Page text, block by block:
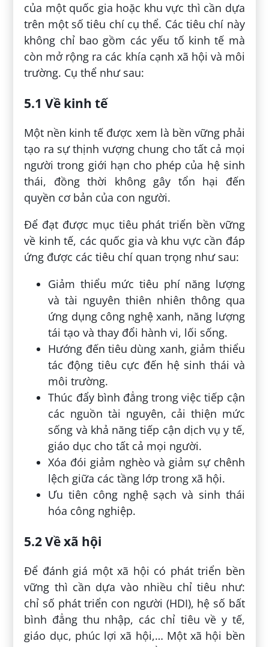
của một quốc gia hoặc khu vực thì cần dựa
trên một số tiêu chí cụ thể. Các tiêu chí này
không chỉ bao gồm các yếu tố kinh tế mà
còn mở rộng ra các khía cạnh xã hội và môi
trường. Cụ thể như sau:
5.1 Về kinh tế
Một nền kinh tế được xem là bền vững phải
tạo ra sự thịnh vượng chung cho tất cả mọi
người trong giới hạn cho phép của hệ sinh
thái, đồng thời không gây tổn hại đến
quyền cơ bản của con người.
Để đạt được mục tiêu phát triển bền vững
về kinh tế, các quốc gia và khu vực cần đáp
ứng được các tiêu chí quan trọng như sau:
Giảm thiểu mức tiêu phí năng lượng
và tài nguyên thiên nhiên thông qua
ứng dụng công nghệ xanh, năng lượng
tái tạo và thay đổi hành vi, lối sống.
Hướng đến tiêu dùng xanh, giảm thiểu
tác động tiêu cực đến hệ sinh thái và
môi trường.
Thúc đẩy bình đẳng trong việc tiếp cận
các nguồn tài nguyên, cải thiện mức
sống và khả năng tiếp cận dịch vụ y tế,
giáo dục cho tất cả mọi người.
Xóa đói giảm nghèo và giảm sự chênh
lệch giữa các tầng lớp trong xã hội.
Ưu tiên công nghệ sạch và sinh thái
hóa công nghiệp.
5.2 Về xã hội
Để đánh giá một xã hội có phát triển bền
vững thì cần dựa vào nhiều chỉ tiêu như:
chỉ số phát triển con người (HDI), hệ số bất
bình đẳng thu nhập, các chỉ tiêu về y tế,
giáo dục, phúc lợi xã hội,… Một xã hội bền